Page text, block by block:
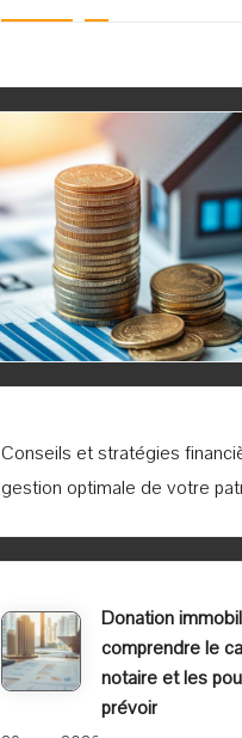
Conseils et stratégies
gestion optimale de votre
Donation
comprendre le
notaire et les
prévoir